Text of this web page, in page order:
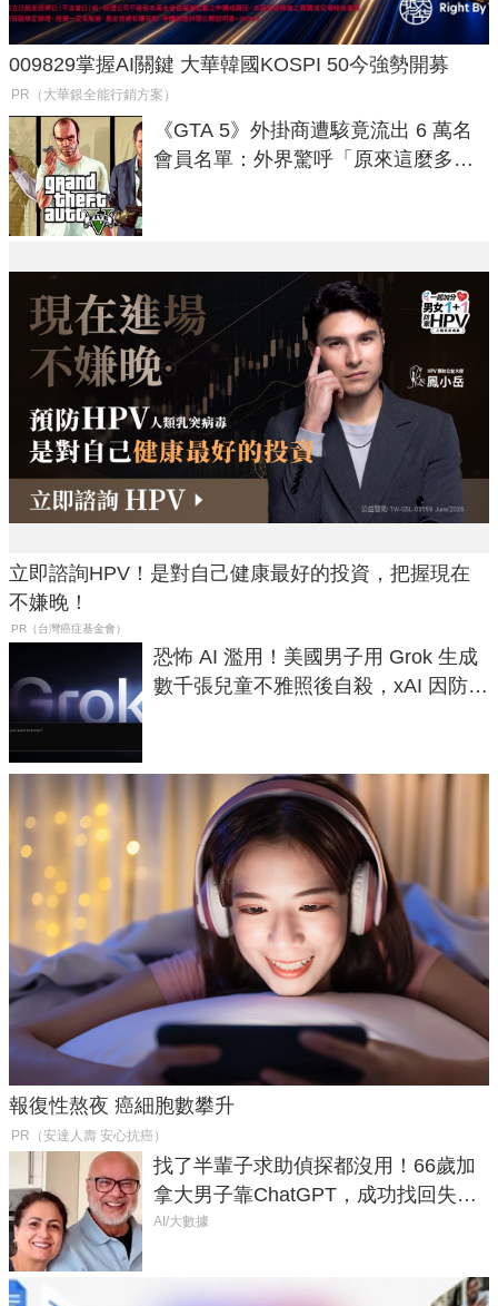
009829掌握AI關鍵 大華韓國KOSPI 50今強勢開募
PR（大華銀全能行銷方案）
《GTA 5》外掛商遭駭竟流出 6 萬名
會員名單：外界驚呼「原來這麼多人
立即諮詢HPV！是對自己健康最好的投資，把握現在
不嫌晚！
PR（台灣癌症基金會）
恐怖 AI 濫用！美國男子用 Grok 生成
數千張兒童不雅照後自殺，xAI 因防護
報復性熬夜 癌細胞數攀升
PR（安達人壽 安心抗癌）
找了半輩子求助偵探都沒用！66歲加
拿大男子靠ChatGPT，成功找回失散
50年家人
AI/大數據